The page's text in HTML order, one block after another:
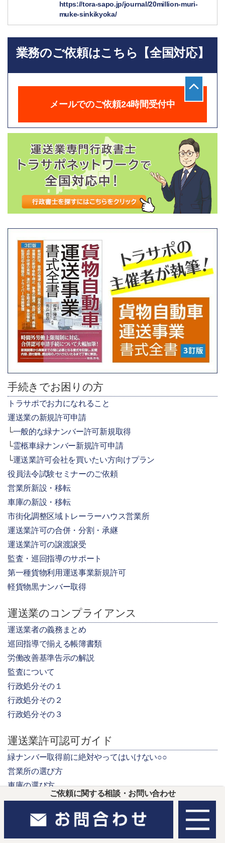
ご依頼に関する相談・お問い合わせ
https://tora-sapo.jp/journal/20million-muri-
muke-sinkikyoka/
業務のご依頼はこちら【全国対応】
メールでのご依頼24時間受付中
手続きでお困りの方
トラサポでお力になれること
運送業の新規許可申請
一般的な緑ナンバー許可新規取得
霊柩車緑ナンバー新規許可申請
運送業許可会社を買いたい方向けプラン
役員法令試験セミナーのご依頼
営業所新設・移転
車庫の新設・移転
市街化調整区域トレーラーハウス営業所
運送業許可の合併・分割・承継
運送業許可の譲渡譲受
監査・巡回指導のサポート
第一種貨物利用運送事業新規許可
軽貨物黒ナンバー取得
運送業のコンプライアンス
運送業者の義務まとめ
巡回指導で揃える帳簿書類
労働改善基準告示の解説
監査について
行政処分その１
行政処分その２
行政処分その３
運送業許可認可ガイド
緑ナンバー取得前に絶対やってはいけない○○
営業所の選び方
車庫の選び方
トラックの選び方
資金要件の計算方法
運行管理者の資格要件